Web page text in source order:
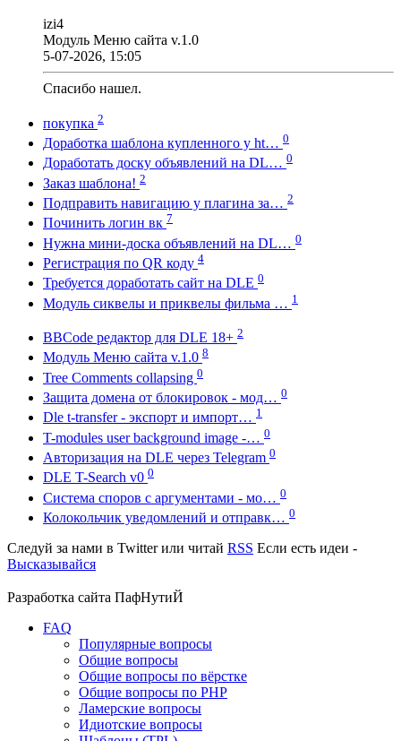
izi4
Модуль Меню сайта v.1.0
5-07-2026, 15:05
Спасибо нашел.
покупка 2
Доработка шаблона купленного у ht… 0
Доработать доску объявлений на DL… 0
Заказ шаблона! 2
Подправить навигацию у плагина за… 2
Починить логин вк 7
Нужна мини-доска объявлений на DL… 0
Регистрация по QR коду 4
Требуется доработать сайт на DLE 0
Модуль сиквелы и приквелы фильма … 1
BBCode редактор для DLE 18+ 2
Модуль Меню сайта v.1.0 8
Tree Comments collapsing 0
Защита домена от блокировок - мод… 0
Dle t-transfer - экспорт и импорт… 1
T-modules user background image -… 0
Авторизация на DLE через Telegram 0
DLE T-Search v0 0
Система споров с аргументами - мо… 0
Колокольчик уведомлений и отправк… 0
Следуй за нами в Twitterили читай RSS Если есть идеи -
Высказывайся
Разработка сайта ПафНутиЙ
FAQ
Популярные вопросы
Общие вопросы
Общие вопросы по вёрстке
Общие вопросы по PHP
Ламерские вопросы
Идиотские вопросы